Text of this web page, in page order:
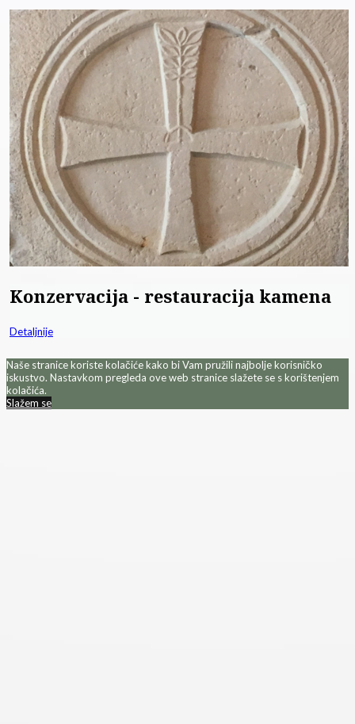
Konzervacija - restauracija kamena
Detaljnije
Naše stranice koriste kolačiće kako bi Vam pružili najbolje korisničko
iskustvo. Nastavkom pregleda ove web stranice slažete se s korištenjem
kolačića.
Slažem se